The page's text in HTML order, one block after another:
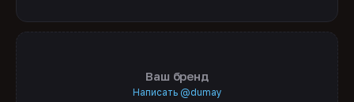
Ваш бренд
Написать @dumay